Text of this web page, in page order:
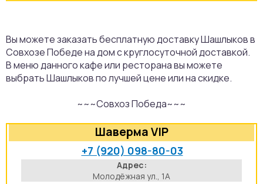
Вы можете заказать бесплатную доставку Шашлыков в
Совхозе Победе на дом с круглосуточной доставкой.
В меню данного кафе или ресторана вы можете
выбрать Шашлыков по лучшей цене или на скидке.
~~~Совхоз Победа~~~
Шаверма VIP
+7 (920) 098-80-03
Адрес:
Молодёжная ул., 1А
кухня